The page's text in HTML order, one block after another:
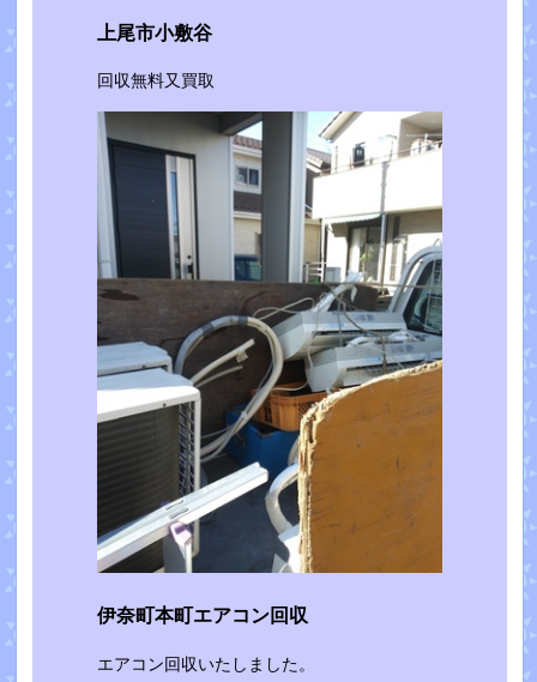
上尾市小敷谷
回収無料又買取
伊奈町本町エアコン回収
エアコン回収いたしました。